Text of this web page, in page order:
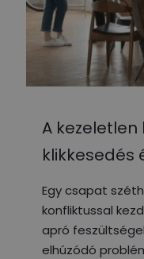
A
klikkesedés
Egy csapat
konfliktussal
apró
elhúzódó